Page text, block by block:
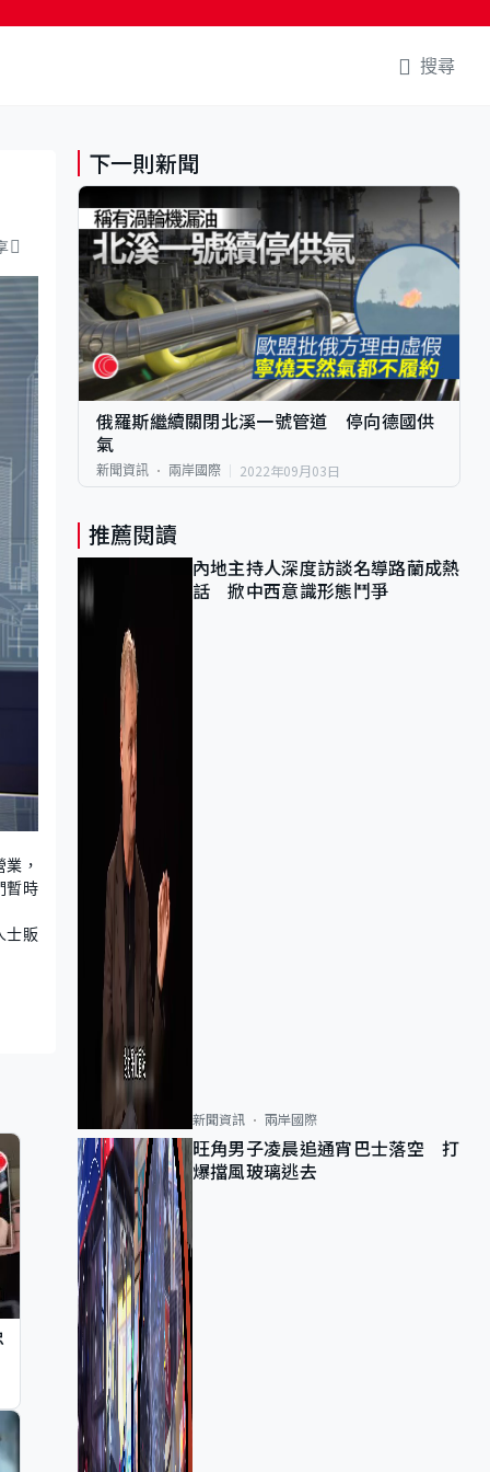
搜尋
，
暫時
士販
下一則新聞
俄羅斯繼續關閉北溪一號管道 停向德國供
氣
新聞資訊 兩岸國際 2022年09月03日
推薦閱讀
內地主持人深度訪談名導路蘭成熱
話 掀中西意識形態鬥爭
新聞資訊 兩岸國際
旺角男子凌晨追通宵巴士落空 打
爆擋風玻璃逃去